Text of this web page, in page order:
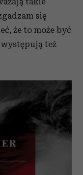
się
że to może być
też